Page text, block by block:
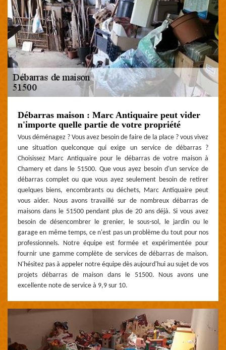
Débarras maison : Marc Antiquaire peut vider
n'importe quelle partie de votre propriété
Vous déménagez ? Vous avez besoin de faire de la place ? vous vivez
une situation quelconque qui exige un service de débarras ?
Choisissez Marc Antiquaire pour le débarras de votre maison à
Chamery et dans le 51500. Que vous ayez besoin d'un service de
débarras complet ou que vous ayez seulement besoin de retirer
quelques biens, encombrants ou déchets, Marc Antiquaire peut
vous aider. Nous avons travaillé sur de nombreux débarras de
maisons dans le 51500 pendant plus de 20 ans déjà. Si vous avez
besoin de désencombrer le grenier, le sous-sol, le jardin ou le
garage en même temps, ce n'est pas un problème du tout pour nos
professionnels. Notre équipe est formée et expérimentée pour
fournir une gamme complète de services de débarras de maison.
N'hésitez pas à appeler notre équipe dès aujourd'hui au sujet de vos
projets débarras de maison dans le 51500. Nous avons une
excellente note de service à 9,9 sur 10.